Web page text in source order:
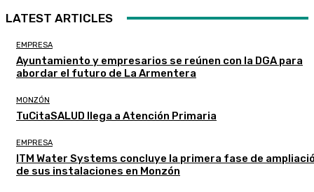
LATEST ARTICLES
EMPRESA
Ayuntamiento y empresarios se reúnen con la DGA para
abordar el futuro de La Armentera
MONZÓN
TuCitaSALUD llega a Atención Primaria
EMPRESA
ITM Water Systems concluye la primera fase de
de sus instalaciones en Monzón